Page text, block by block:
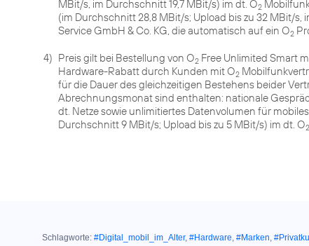
MBit/s, im Durchschnitt 19,7 MBit/s) im dt. O2
(im Durchschnitt 28,8 MBit/s; Upload bis zu 32 MBit/
Service GmbH & Co. KG, die automatisch auf ein O2
4) Preis gilt bei Bestellung von O2 Free Unlimited Smart
Hardware-Rabatt durch Kunden mit O2
für die Dauer des gleichzeitigen Bestehens beider
Abrechnungsmonat sind enthalten: nationale
dt. Netze sowie unlimitiertes Datenvolumen für
Durchschnitt 9 MBit/s; Upload bis zu 5 MBit/s) im dt. O2
Schlagworte: #Digital_mobil_im_Alter, #Hardware, #Marken,